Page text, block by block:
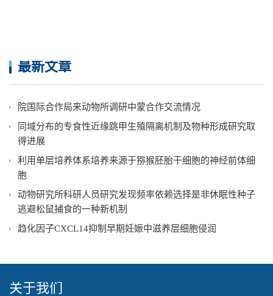
最新文章
院国际合作局来动物所调研中蒙合作交流情况
同域分布的专食性近缘跳甲生殖隔离机制及物种形成研究取
得进展
利用单层培养体系培养来源于猕猴胚胎干细胞的神经前体细
胞
动物研究所科研人员研究发现频率依赖选择是非休眠性种子
逃避松鼠捕食的一种新机制
趋化因子CXCL14抑制早期妊娠中滋养层细胞侵润
关于我们